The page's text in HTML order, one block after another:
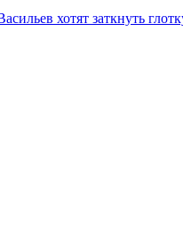
хотят заткнуть